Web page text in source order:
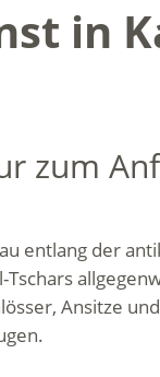
in
zum
entlang der
Tschars
Ansitze